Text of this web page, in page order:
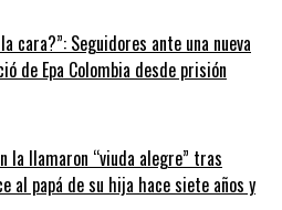
cara?”: Seguidores ante una nueva
de Epa Colombia desde prisión
la llamaron “viuda alegre” tras
al papá de su hija hace siete años y